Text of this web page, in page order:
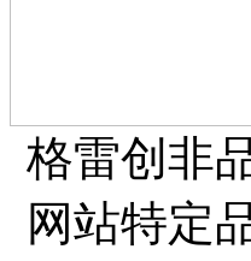
格雷创非
网站特定